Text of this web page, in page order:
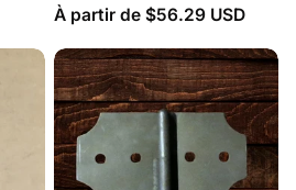
À partir de $56.29 USD